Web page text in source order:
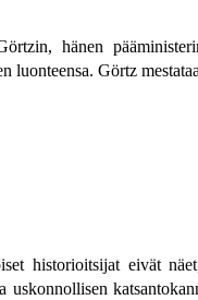
hänen
luonteensa. Görtz
historioitsijat eivät